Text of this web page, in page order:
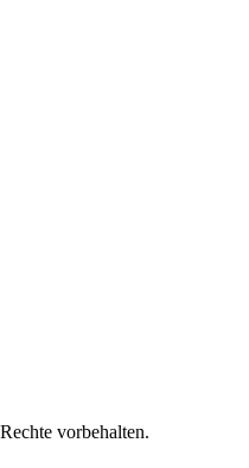
vorbehalten.